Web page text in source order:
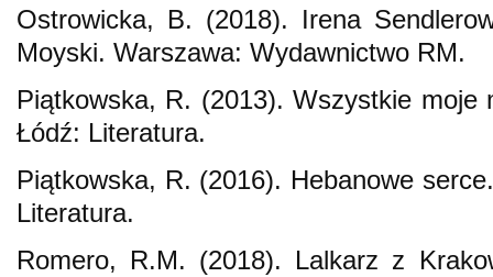
Ostrowicka, B. (2018). Irena
Moyski. Warszawa: Wydawnictwo RM.
Piątkowska, R. (2013). Wszystkie moje
Łódź: Literatura.
Piątkowska, R. (2016). Hebanowe
Literatura.
Romero, R.M. (2018). Lalkarz z